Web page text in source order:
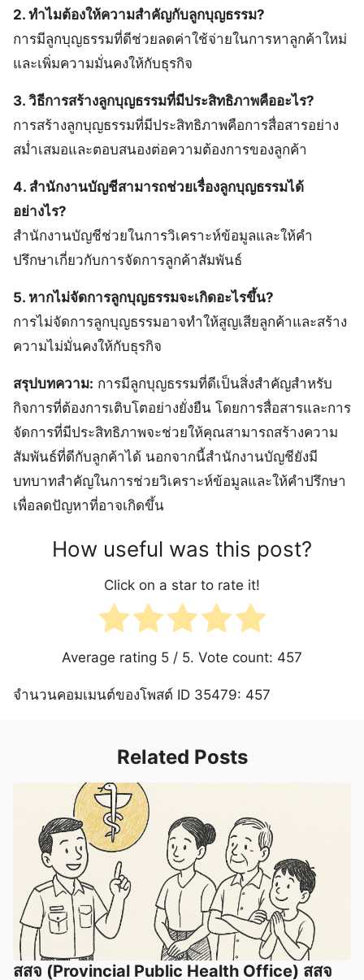
2. ทำไมต้องให้ความสำคัญกับลูกบุญธรรม?
การมีลูกบุญธรรมที่ดีช่วยลดค่าใช้จ่ายในการหาลูกค้าใหม่
และเพิ่มความมั่นคงให้กับธุรกิจ
3. วิธีการสร้างลูกบุญธรรมที่มีประสิทธิภาพคืออะไร?
การสร้างลูกบุญธรรมที่มีประสิทธิภาพคือการสื่อสารอย่าง
สม่ำเสมอและตอบสนองต่อความต้องการของลูกค้า
4. สำนักงานบัญชีสามารถช่วยเรื่องลูกบุญธรรมได้
อย่างไร?
สำนักงานบัญชีช่วยในการวิเคราะห์ข้อมูลและให้คำ
ปรึกษาเกี่ยวกับการจัดการลูกค้าสัมพันธ์
5. หากไม่จัดการลูกบุญธรรมจะเกิดอะไรขึ้น?
การไม่จัดการลูกบุญธรรมอาจทำให้สูญเสียลูกค้าและสร้าง
ความไม่มั่นคงให้กับธุรกิจ
สรุปบทความ: การมีลูกบุญธรรมที่ดีเป็นสิ่งสำคัญสำหรับ
กิจการที่ต้องการเติบโตอย่างยั่งยืน โดยการสื่อสารและการ
จัดการที่มีประสิทธิภาพจะช่วยให้คุณสามารถสร้างความ
สัมพันธ์ที่ดีกับลูกค้าได้ นอกจากนี้สำนักงานบัญชียังมี
บทบาทสำคัญในการช่วยวิเคราะห์ข้อมูลและให้คำปรึกษา
เพื่อลดปัญหาที่อาจเกิดขึ้น
How useful was this post?
Click on a star to rate it!
Average rating 5 / 5. Vote count: 457
จำนวนคอมเมนต์ของโพสต์ ID 35479: 457
Related Posts
สสจ (Provincial Public Health Office) สสจ